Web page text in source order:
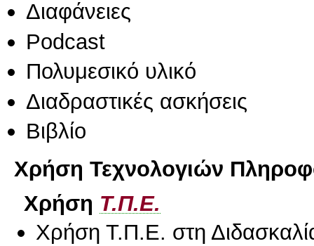
Διαφάνειες
Podcast
Πολυμεσικό υλικό
Διαδραστικές ασκήσεις
Βιβλίο
Χρήση Τεχνολογιών
Χρήση Τ.Π.Ε.
Χρήση Τ.Π.Ε. στη